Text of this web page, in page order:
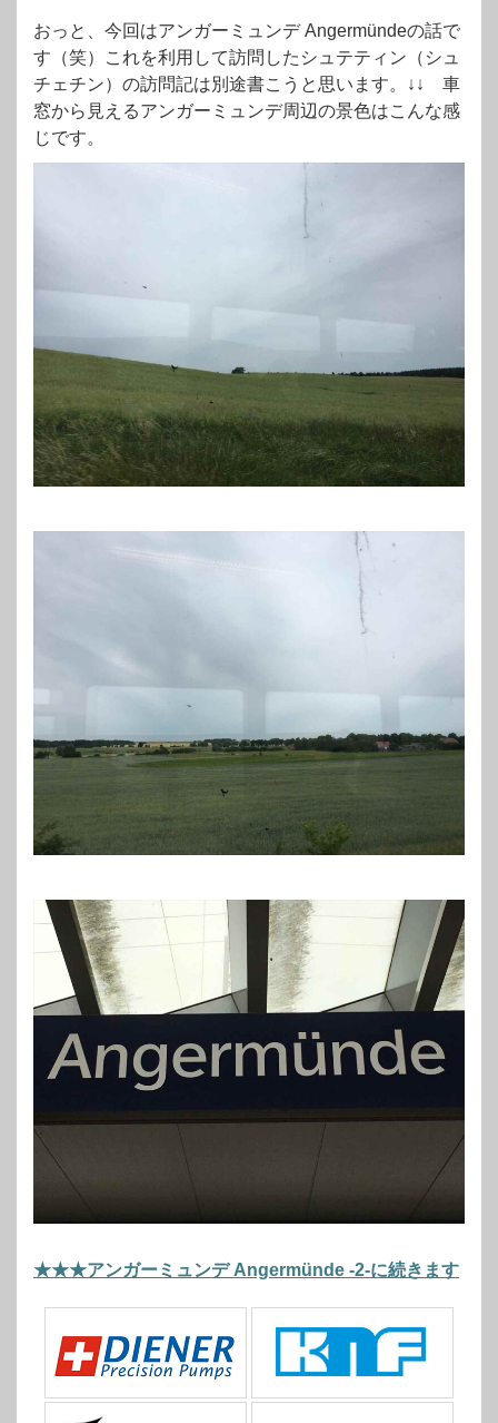
おっと、今回はアンガーミュンデ Angermündeの話で
す（笑）これを利用して訪問したシュテティン（シュ
チェチン）の訪問記は別途書こうと思います。↓↓ 車
窓から見えるアンガーミュンデ周辺の景色はこんな感
じです。
★★★アンガーミュンデ Angermünde -2-に続きます